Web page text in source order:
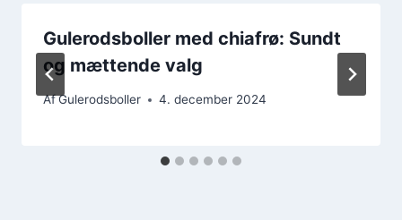
Gulerodsboller med chiafrø: Sundt
og mættende valg
AfGulerodsboller 4. december 2024